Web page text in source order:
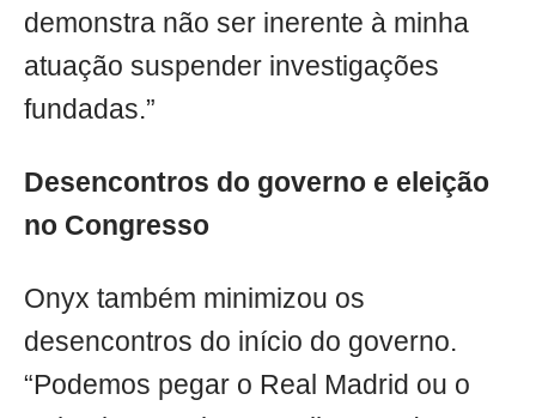
demonstra não ser inerente à minha
atuação suspender investigações
fundadas.”
Desencontros do governo e eleição
no Congresso
Onyx também minimizou os
desencontros do início do governo.
“Podemos pegar o Real Madrid ou o